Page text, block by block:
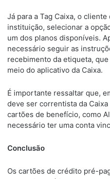
Já para a Tag Caixa, o
instituição, selecionar a
um dos planos disponíveis.
necessário seguir as
recebimento da etiqueta,
meio do aplicativo da Caixa.
É importante ressaltar que,
deve ser correntista da
cartões de benefício, como
necessário ter uma conta
Conclusão
Os cartões de crédito pré-